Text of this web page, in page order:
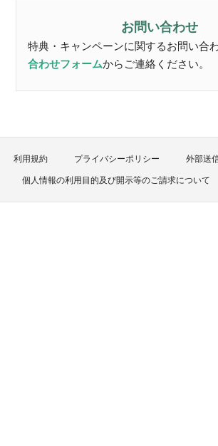
お問い合わせ
特典・キャンペーンに関するお問い合わ
合わせフォームからご連絡ください。
利用規約 プライバシーポリシー 外部送
個人情報の利用目的及び開示等のご請求について